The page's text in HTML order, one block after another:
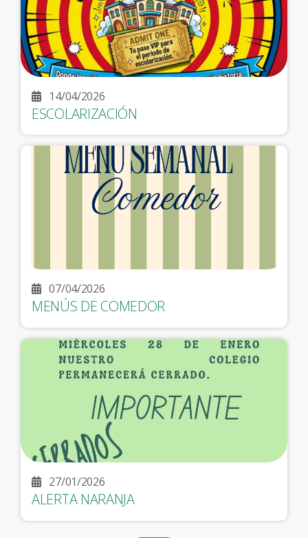
14/04/2026
ESCOLARIZACIÓN
07/04/2026
MENÚS DE COMEDOR
27/01/2026
ALERTA NARANJA